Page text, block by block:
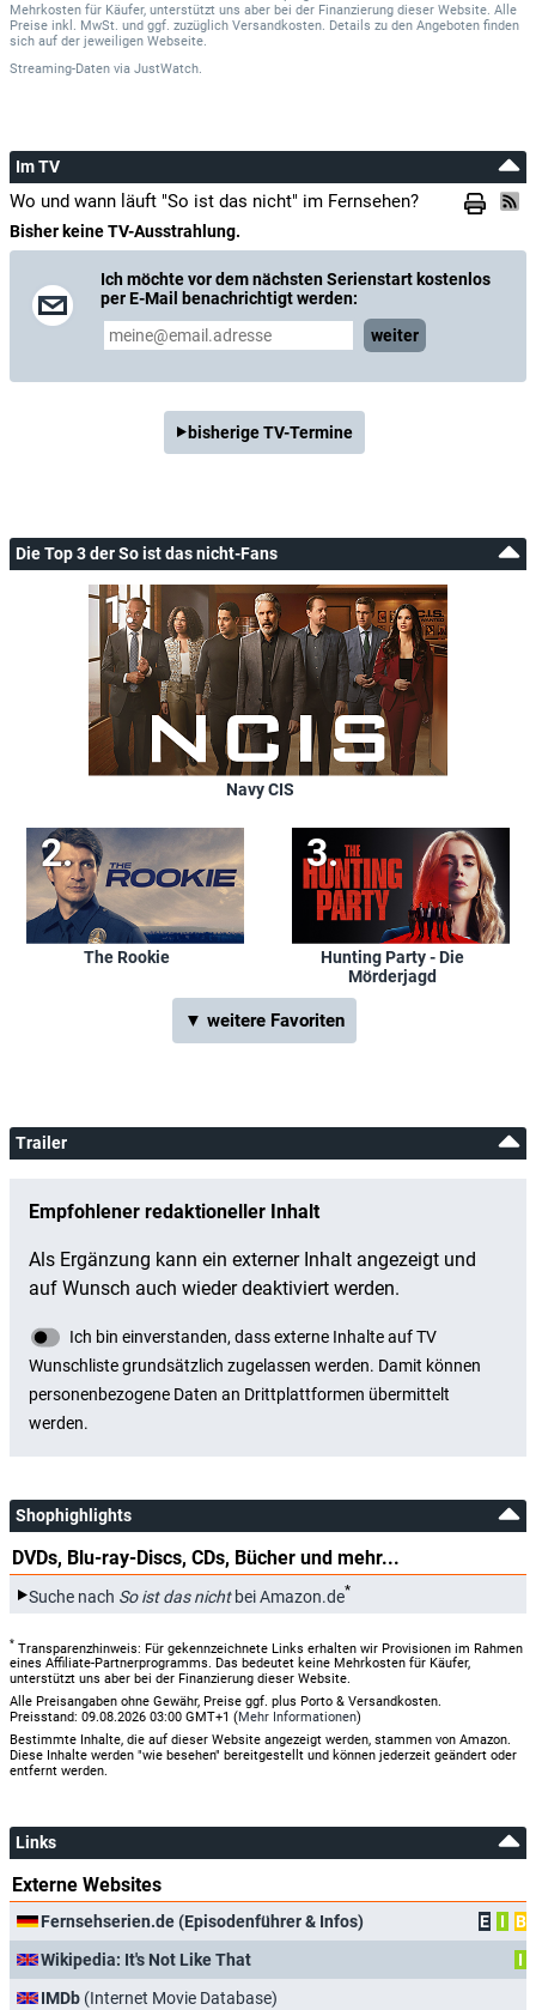
Mehrkosten für Käufer, unterstützt uns aber bei der Finanzierung dieser Website. Alle
Preise inkl. MwSt. und ggf. zuzüglich Versandkosten. Details zu den Angeboten finden
sich auf der jeweiligen Webseite.
Streaming-Daten via JustWatch.
Im TV
Wo und wann läuft "So ist das nicht" im Fernsehen?
Bisher keine TV-Ausstrahlung.
Ich möchte vor dem nächsten Serienstart kostenlos
per E-Mail benachrichtigt werden:
weiter
bisherige TV-Termine
Die Top 3 der So ist das nicht-Fans
Navy CIS
The Rookie
Hunting Party - Die
Mörderjagd
▼ weitere Favoriten
Trailer
Shophighlights
DVDs, Blu-ray-Discs, CDs, Bücher und mehr...
Suche nach So ist das nichtbei Amazon.de*
* Transparenzhinweis: Für gekennzeichnete Links erhalten wir Provisionen im Rahmen
eines Affiliate-Partnerprogramms. Das bedeutet keine Mehrkosten für Käufer,
unterstützt uns aber bei der Finanzierung dieser Website.
Alle Preisangaben ohne Gewähr, Preise ggf. plus Porto & Versandkosten.
Preisstand: 09.08.2026 03:00 GMT+1 (Mehr Informationen)
Bestimmte Inhalte, die auf dieser Website angezeigt werden, stammen von Amazon.
Diese Inhalte werden "wie besehen" bereitgestellt und können jederzeit geändert oder
entfernt werden.
Links
Externe Websites
Fernsehserien.de (Episodenführer & Infos) E I
B
Wikipedia: It's Not Like That
I
IMDb (Internet Movie Database)